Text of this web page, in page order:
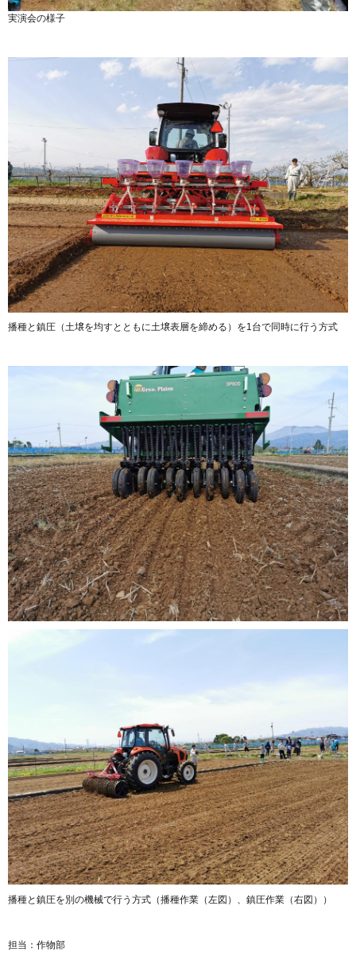
実演会の様子
播種と鎮圧（土壌を均すとともに土壌表層を締める）を1台で同時に行う方式
播種と鎮圧を別の機械で行う方式（播種作業（左図）、鎮圧作業（右図））
担当：作物部